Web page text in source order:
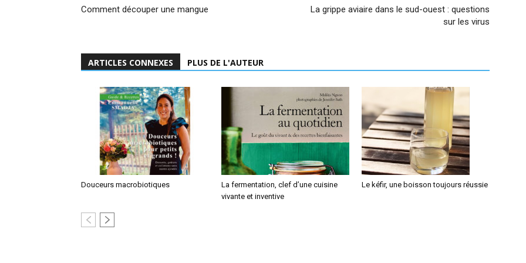
Comment découper une mangue
La grippe aviaire dans le sud-ouest : questions
sur les virus
ARTICLES CONNEXES PLUS DE L'AUTEUR
Douceurs macrobiotiques
La fermentation, clef d’une cuisine
vivante et inventive
Le kéfir, une boisson toujours réussie